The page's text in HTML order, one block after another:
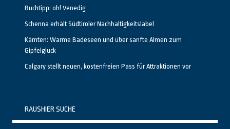
Buchtipp: oh! Venedig
Schenna erhält Südtiroler Nachhaltigkeitslabel
Kärnten: Warme Badeseen und über sanfte Almen zum
Gipfelglück
Calgary stellt neuen, kostenfreien Pass für Attraktionen vor
RAUSHIER SUCHE